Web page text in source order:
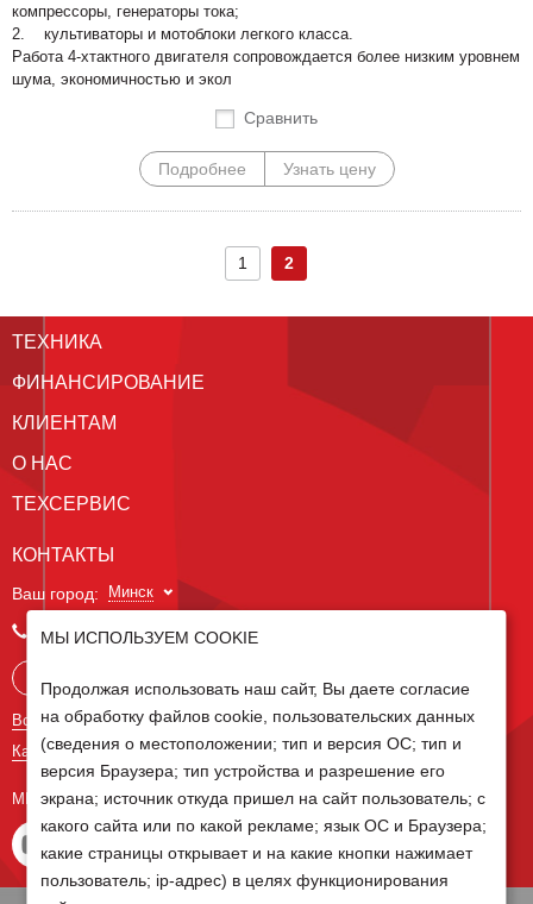
компрессоры, генераторы тока;
2. культиваторы и мотоблоки легкого класса.
Работа 4-хтактного двигателя сопровождается более низким уровнем
шума, экономичностью и экол
Сравнить
Подробнее Узнать цену
1 2
ТЕХНИКА
ФИНАНСИРОВАНИЕ
КЛИЕНТАМ
О НАС
ТЕХСЕРВИС
КОНТАКТЫ
Ваш город: Минск
+375 29 238 97 34
Все контакты
Карта сайта
МЫ В СОЦ СЕТЯХ
МЫ ИСПОЛЬЗУЕМ COOKIE
Продолжая использовать наш сайт, Вы даете согласие
на обработку файлов cookie, пользовательских данных
(сведения о местоположении; тип и версия ОС; тип и
версия Браузера; тип устройства и разрешение его
экрана; источник откуда пришел на сайт пользователь; с
какого сайта или по какой рекламе; язык ОС и Браузера;
какие страницы открывает и на какие кнопки нажимает
пользователь; ip-адрес) в целях функционирования